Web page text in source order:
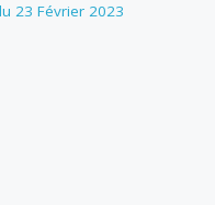
23 Février 2023